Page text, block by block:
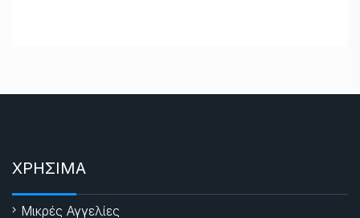
ΧΡΗΣΙΜΑ
Μικρές Αγγελίες